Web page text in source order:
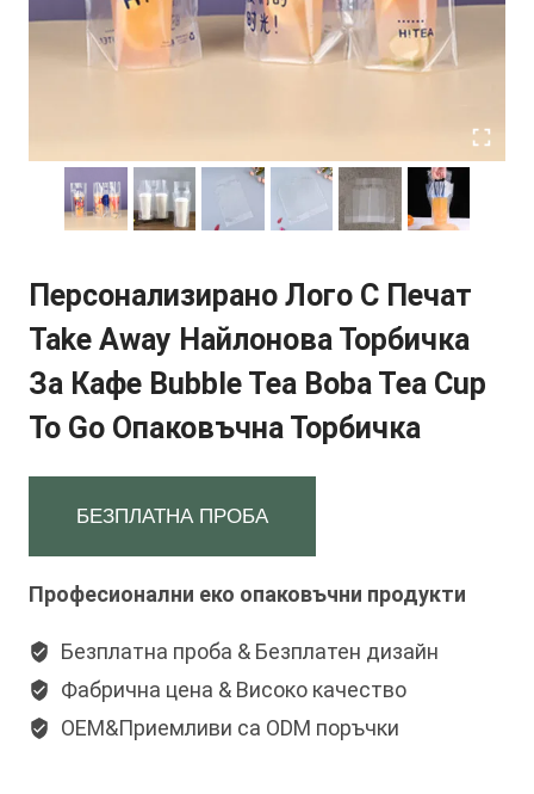
Персонализирано Лого С Печат
Take Away Найлонова Торбичка
За Кафе Bubble Tea Boba Tea Cup
To Go Опаковъчна Торбичка
БЕЗПЛАТНА ПРОБА
Професионални еко опаковъчни продукти
Безплатна проба & Безплатен дизайн
Фабрична цена & Високо качество
OEM&Приемливи са ODM поръчки